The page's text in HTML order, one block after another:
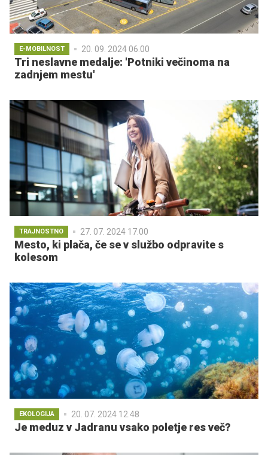
E-MOBILNOST 20. 09. 2024 06.00
Tri neslavne medalje: 'Potniki večinoma na
zadnjem mestu'
TRAJNOSTNO 27. 07. 2024 17.00
Mesto, ki plača, če se v službo odpravite s
kolesom
EKOLOGIJA 20. 07. 2024 12.48
Je meduz v Jadranu vsako poletje res več?